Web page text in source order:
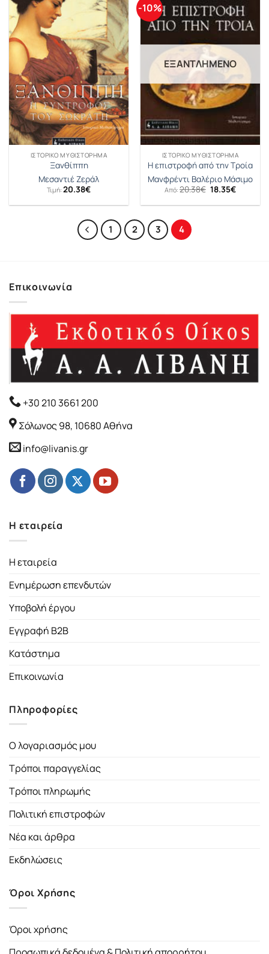
ΙΣΤΟΡΙΚΌ ΜΥΘΙΣΤΌΡΗΜΑ
Ξανθίππη
Μεσαντιέ Ζεράλ
Τιμή: 20.38€
-10%
ΕΞΑΝΤΛΗΜΈΝΟ
ΙΣΤΟΡΙΚΌ ΜΥΘΙΣΤΌΡΗΜΑ
Η επιστροφή από την Τροία
Μανφρέντι Βαλέριο Μάσιμο
Από: 20.38€ Original
price
was:
18.35€Η
τιμή
1 2 3 4
Επικοινωνία
+30 210 3661 200
Σόλωνος 98, 10680 Αθήνα
info@livanis.gr
Η εταιρεία
Η εταιρεία
Ενημέρωση επενδυτών
Υποβολή έργου
Εγγραφή B2B
Κατάστημα
Επικοινωνία
Πληροφορίες
Ο λογαριασμός μου
Τρόποι παραγγελίας
Τρόποι πληρωμής
Πολιτική επιστροφών
Νέα και άρθρα
Εκδηλώσεις
Όροι Χρήσης
Όροι χρήσης